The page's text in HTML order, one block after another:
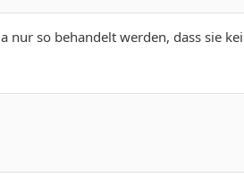
so behandelt werden, dass sie